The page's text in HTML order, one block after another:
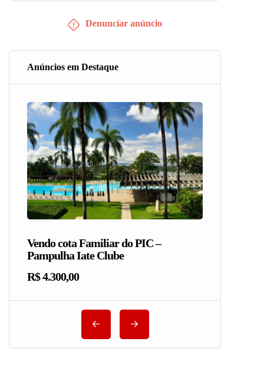
Denunciar anúncio
Anúncios em Destaque
Vendo cota Familiar do PIC –
Pampulha Iate Clube
R$ 4.300,00